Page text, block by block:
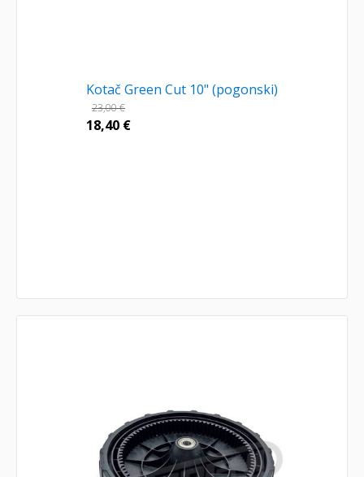
Kotač Green Cut 10" (pogonski)
23,00€
18,40 €